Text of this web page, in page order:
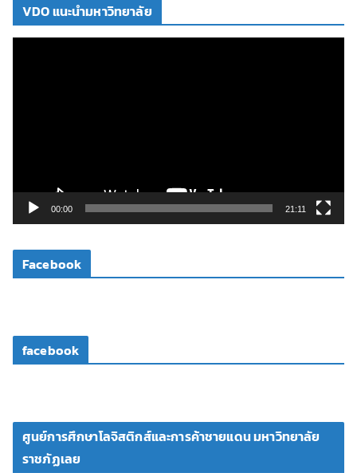
VDO แนะนำมหาวิทยาลัย
ดี
โ
00:00 21:11
Facebook
facebook
ศูนย์การศึกษาโลจิสติกส์และการค้าชายแดน มหาวิทยาลัย
ราชภัฏเลย